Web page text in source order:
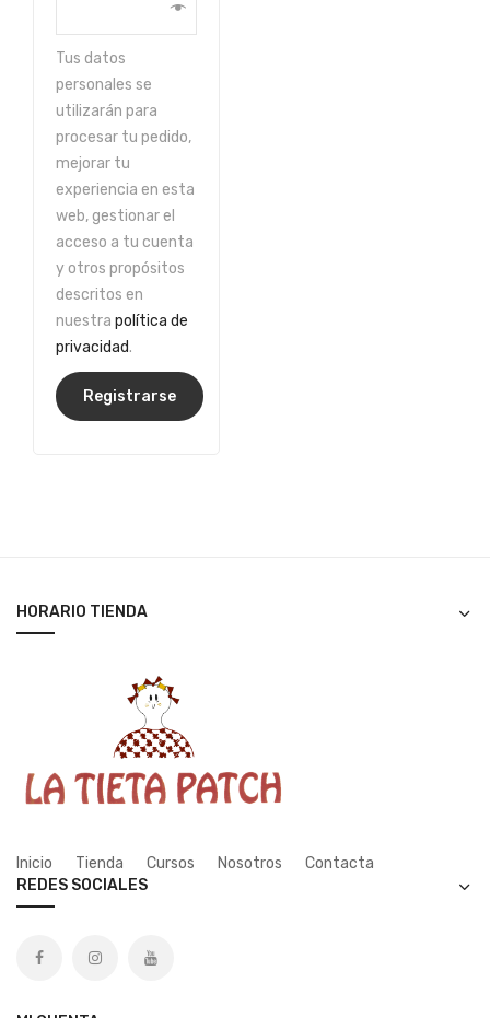
Tus datos
personales se
utilizarán para
procesar tu pedido,
mejorar tu
experiencia en esta
web, gestionar el
acceso a tu cuenta
y otros propósitos
descritos en
nuestra política de
privacidad.
Registrarse
HORARIO TIENDA
Inicio Tienda Cursos Nosotros
Contacta
REDES SOCIALES